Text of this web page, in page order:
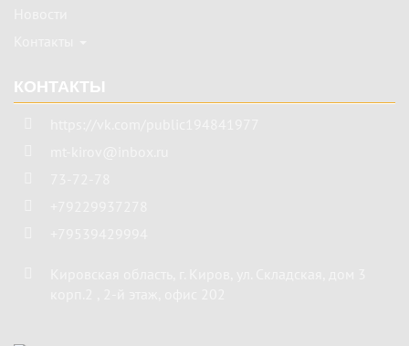
КОНТАКТЫ